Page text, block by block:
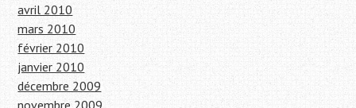
avril 2010
mars 2010
février 2010
janvier 2010
décembre 2009